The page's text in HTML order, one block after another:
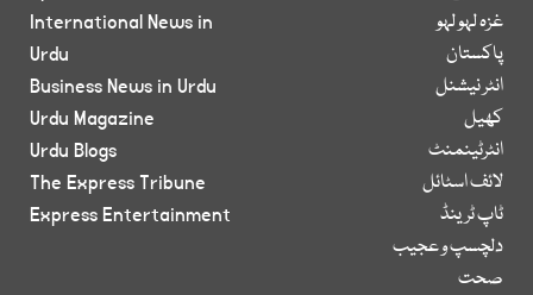
غزہ لہو لہو
پاکستان
انٹر نیشنل
کھیل
انٹرٹینمنٹ
لائف اسٹائل
ٹاپ ٹرینڈ
دلچسپ و عجیب
صحت
International News in
Urdu
Business News in Urdu
Urdu Magazine
Urdu Blogs
The Express Tribune
Express Entertainment